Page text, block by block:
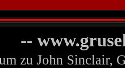
--
zu John Sinclair,